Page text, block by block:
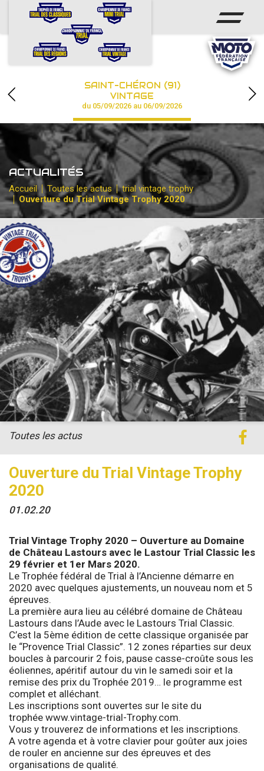
ACCUEIL
CALENDRIER
CHAMPIONNAT
RÉSULTATS
PHOTOS / VIDÉOS
PARTENAIRES
SAINT-CHÉRON (91)
VINTAGE
du 05/09/2026 au 06/09/2026
ACTUALITÉS
Accueil Toutes les actus
trial vintage trophy
Ouverture du Trial Vintage Trophy 2020
Ouverture du Trial Vintage Trophy
2020
01.02.20
Toutes les actus
Trial Vintage Trophy 2020 – Ouverture au Domaine
de Château Lastours avec le Lastour Trial Classic les
29 février et 1er Mars 2020.
Le Trophée fédéral de Trial à l’Ancienne démarre en
2020 avec quelques ajustements, un nouveau nom et 5
épreuves.
La première aura lieu au célébré domaine de Château
Lastours dans l’Aude avec le Lastours Trial Classic.
C’est la 5ème édition de cette classique organisée par
le “Provence Trial Classic”. 12 zones réparties sur deux
boucles à parcourir 2 fois, pause casse-croûte sous les
éoliennes, apéritif autour du vin le samedi soir et la
remise des prix du Trophée 2019… le programme est
complet et alléchant.
Les inscriptions sont ouvertes sur le site du
trophée www.vintage-trial-Trophy.com.
Vous y trouverez de informations et les inscriptions.
A votre agenda et à votre clavier pour goûter aux joies
de rouler en ancienne sur des épreuves et des
organisations de qualité.